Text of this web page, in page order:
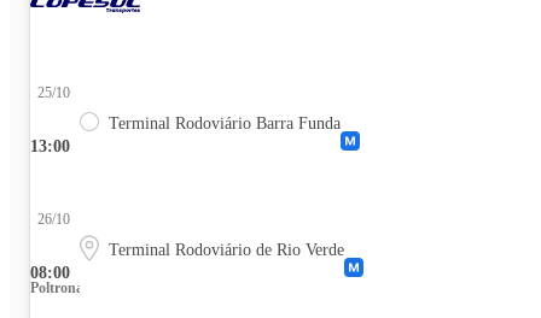
13:00
25/10
Terminal Rodoviário Barra Funda
08:00
26/10
Terminal Rodoviário de Rio Verde
Poltrona